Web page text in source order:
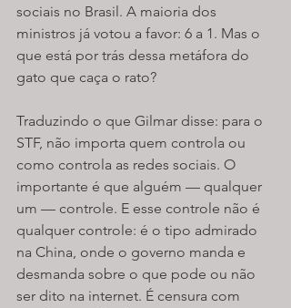
sociais no Brasil. A maioria dos
ministros já votou a favor: 6 a 1. Mas o
que está por trás dessa metáfora do
gato que caça o rato?
Traduzindo o que Gilmar disse: para o
STF, não importa quem controla ou
como controla as redes sociais. O
importante é que alguém — qualquer
um — controle. E esse controle não é
qualquer controle: é o tipo admirado
na China, onde o governo manda e
desmanda sobre o que pode ou não
ser dito na internet. É censura com